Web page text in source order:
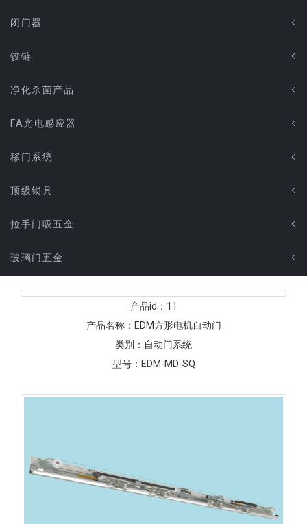
闭门器
铰链
净化杀菌产品
FA光电感应器
移门系统
顶级锁具
拉手门吸五金
玻璃门五金
产品id：11
EDM方形电机自动门